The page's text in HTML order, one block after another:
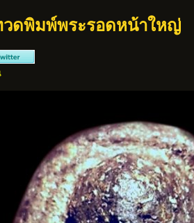
วดพิมพ์พระรอดหน้าใหญ่